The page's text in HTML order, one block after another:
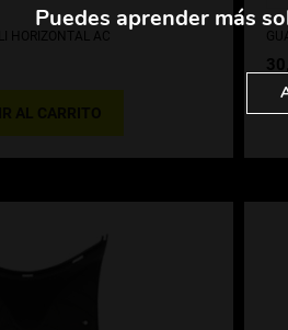
HORIZONTAL AC
Puedes aprender más